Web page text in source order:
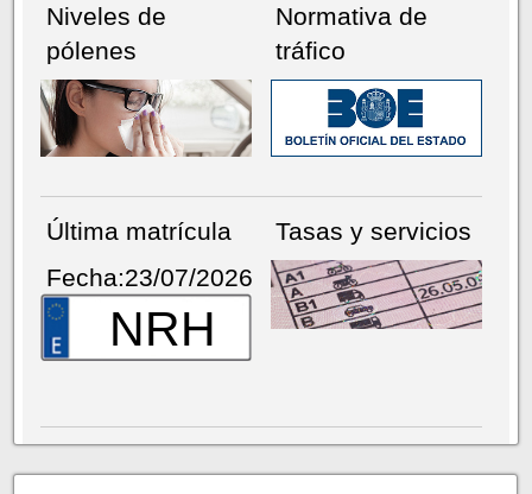
Niveles de
pólenes
Normativa de
tráfico
Última matrícula
Fecha:23/07/2026
NRH
Tasas y servicios